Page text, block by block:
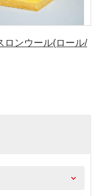
ロンウール(ロール/